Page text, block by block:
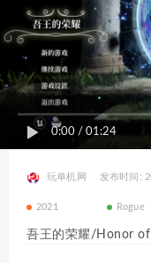
0:00 / 01:24
玩单机网 发布时间:
2021 Rogue
吾王的荣耀/Honor